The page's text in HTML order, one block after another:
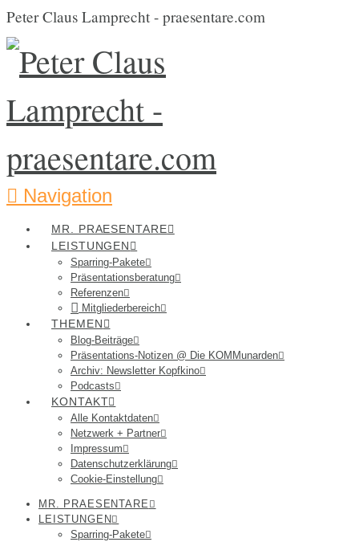
Peter Claus Lamprecht - praesentare.com
Navigation
MR. PRAESENTARE
LEISTUNGEN
Sparring-Pakete
Präsentationsberatung
Referenzen
Mitgliederbereich
THEMEN
Blog-Beiträge
Präsentations-Notizen @ Die KOMMunarden
Archiv: Newsletter Kopfkino
Podcasts
KONTAKT
Alle Kontaktdaten
Netzwerk + Partner
Impressum
Datenschutzerklärung
Cookie-Einstellung
MR. PRAESENTARE
LEISTUNGEN
Sparring-Pakete